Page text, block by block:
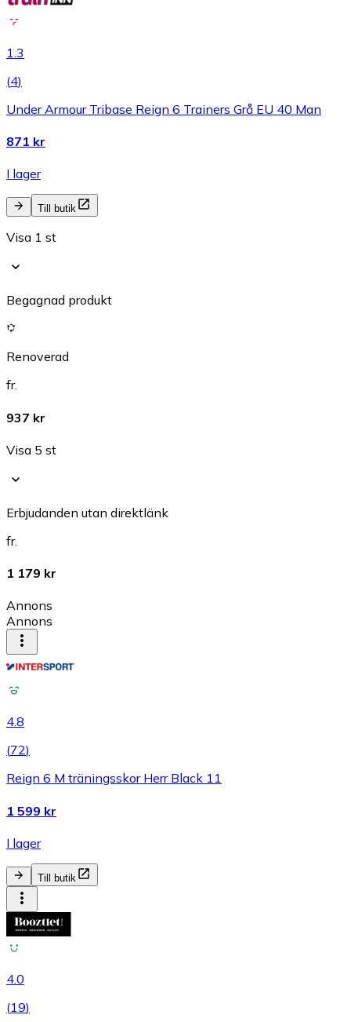
1.3
(4)
Under Armour Tribase Reign 6 Trainers Grå EU 40 Man
871 kr
I lager
Till butik
Visa 1 st
Begagnad produkt
Renoverad
fr.
937 kr
Visa 5 st
Erbjudanden utan direktlänk
fr.
1 179 kr
Annons
Annons
4.8
(72)
Reign 6 M träningsskor Herr Black 11
1 599 kr
I lager
Till butik
4.0
(19)